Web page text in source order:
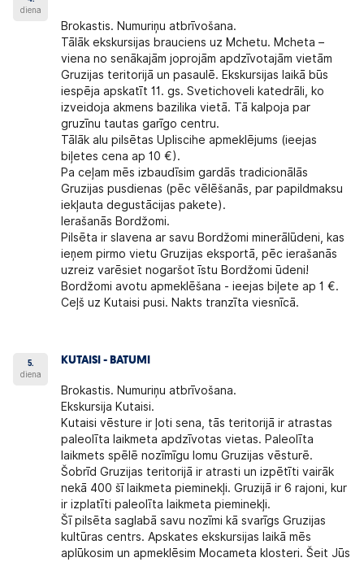
diena
Brokastis. Numuriņu atbrīvošana.
Tālāk ekskursijas brauciens uz Mchetu. Mcheta –
viena no senākajām joprojām apdzīvotajām vietām
Gruzijas teritorijā un pasaulē. Ekskursijas laikā būs
iespēja apskatīt 11. gs. Svetichoveli katedrāli, ko
izveidoja akmens bazilika vietā. Tā kalpoja par
gruzīnu tautas garīgo centru.
Tālāk alu pilsētas Upliscihe apmeklējums (ieejas
biļetes cena ap 10 €).
Pa ceļam mēs izbaudīsim gardās tradicionālās
Gruzijas pusdienas (pēc vēlēšanās, par papildmaksu
iekļauta degustācijas pakete).
Ierašanās Bordžomi.
Pilsēta ir slavena ar savu Bordžomi minerālūdeni, kas
ieņem pirmo vietu Gruzijas eksportā, pēc ierašanās
uzreiz varēsiet nogaršot īstu Bordžomi ūdeni!
Bordžomi avotu apmeklēšana - ieejas biļete ap 1 €.
Ceļš uz Kutaisi pusi. Nakts tranzīta viesnīcā.
5.
diena
KUTAISI - BATUMI
Brokastis. Numuriņu atbrīvošana.
Ekskursija Kutaisi.
Kutaisi vēsture ir ļoti sena, tās teritorijā ir atrastas
paleolīta laikmeta apdzīvotas vietas. Paleolīta
laikmets spēlē nozīmīgu lomu Gruzijas vēsturē.
Šobrīd Gruzijas teritorijā ir atrasti un izpētīti vairāk
nekā 400 šī laikmeta pieminekļi. Gruzijā ir 6 rajoni, kur
ir izplatīti paleolīta laikmeta pieminekļi.
Šī pilsēta saglabā savu nozīmi kā svarīgs Gruzijas
kultūras centrs. Apskates ekskursijas laikā mēs
aplūkosim un apmeklēsim Mocameta klosteri. Šeit Jūs